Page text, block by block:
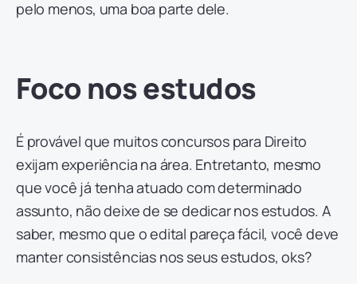
pelo menos, uma boa parte dele.
Foco nos estudos
É provável que muitos concursos para Direito
exijam experiência na área. Entretanto, mesmo
que você já tenha atuado com determinado
assunto, não deixe de se dedicar nos estudos. A
saber, mesmo que o edital pareça fácil, você deve
manter consistências nos seus estudos, oks?